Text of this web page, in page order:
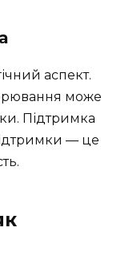
аспект.
може
Підтримка
— це